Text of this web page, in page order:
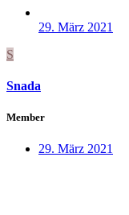
29. März 2021
S
Snada
Member
29. März 2021